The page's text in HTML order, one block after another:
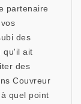
partenaire
des
qu'il ait
des
Couvreur
quel point